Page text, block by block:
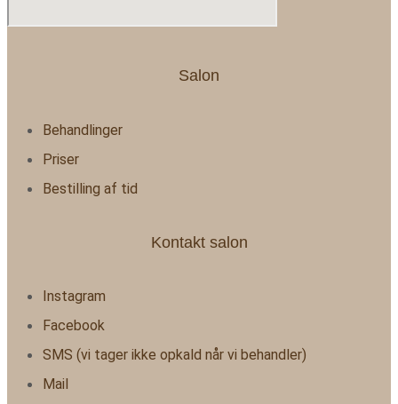
Salon
Behandlinger
Priser
Bestilling af tid
Kontakt salon
Instagram
Facebook
SMS (vi tager ikke opkald når vi behandler)
Mail